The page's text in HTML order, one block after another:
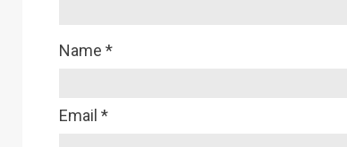
Name *
Email *